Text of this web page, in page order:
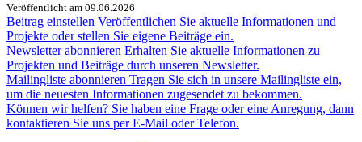
Veröffentlicht am 09.06.2026
Beitrag einstellen Veröffentlichen Sie aktuelle Informationen und
Projekte oder stellen Sie eigene Beiträge ein.
Newsletter abonnieren Erhalten Sie aktuelle Informationen zu
Projekten und Beiträge durch unseren Newsletter.
Mailingliste abonnieren Tragen Sie sich in unsere Mailingliste ein,
um die neuesten Informationen zugesendet zu bekommen.
Können wir helfen? Sie haben eine Frage oder eine Anregung, dann
kontaktieren Sie uns per E-Mail oder Telefon.